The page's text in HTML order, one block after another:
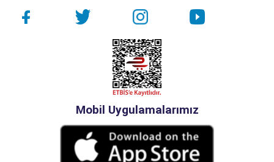
Mobil Uygulamalarımız